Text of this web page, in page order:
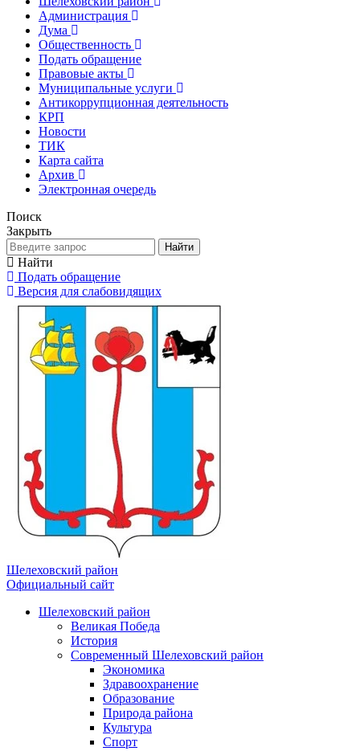
Администрация
Дума
Общественность
Подать обращение
Правовые акты
Муниципальные услуги
Антикоррупционная деятельность
КРП
Новости
ТИК
Карта сайта
Архив
Электронная очередь
Поиск
Закрыть
Найти
Найти
Подать обращение
Версия для слабовидящих
Шелеховский район
Официальный сайт
Шелеховский район
Великая Победа
История
Современный Шелеховский район
Экономика
Здравоохранение
Образование
Природа района
Культура
Спорт